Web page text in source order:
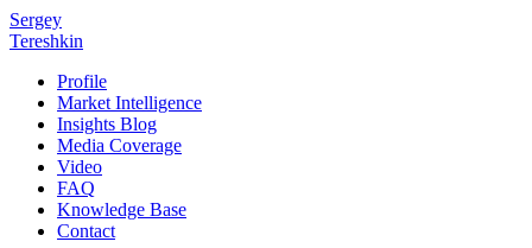
Sergey
Tereshkin
Profile
Market Intelligence
Insights Blog
Media Coverage
Video
FAQ
Knowledge Base
Contact